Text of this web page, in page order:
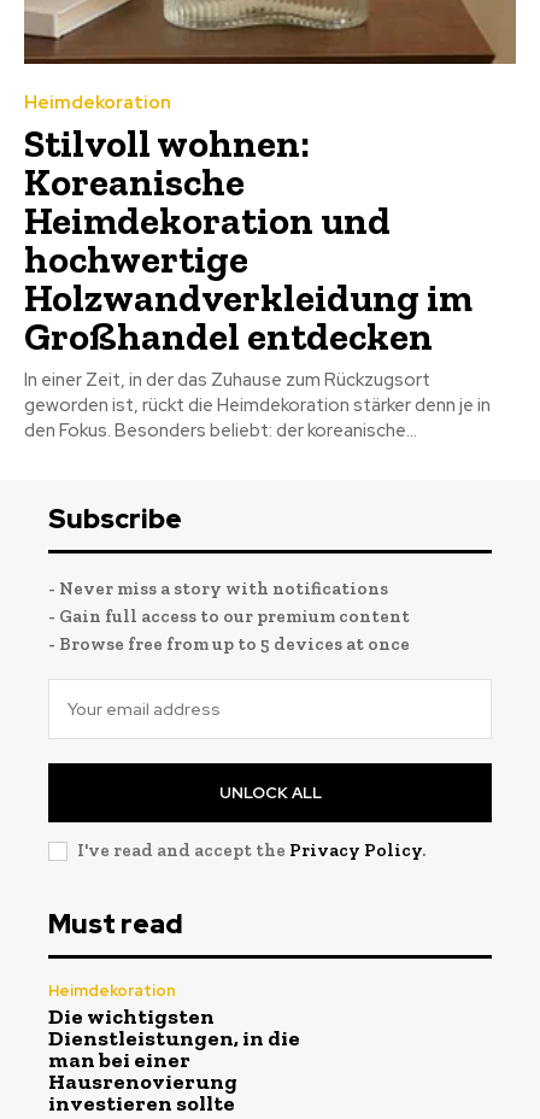
Heimdekoration
Stilvoll wohnen:
Koreanische
Heimdekoration und
hochwertige
Holzwandverkleidung im
Großhandel entdecken
In einer Zeit, in der das Zuhause zum Rückzugsort
geworden ist, rückt die Heimdekoration stärker denn je in
den Fokus. Besonders beliebt: der koreanische...
Subscribe
- Never miss a story with notifications
- Gain full access to our premium content
- Browse free from up to 5 devices at once
UNLOCK ALL
I've read and accept the Privacy Policy.
Must read
Heimdekoration
Die wichtigsten
Dienstleistungen, in die
man bei einer
Hausrenovierung
investieren sollte